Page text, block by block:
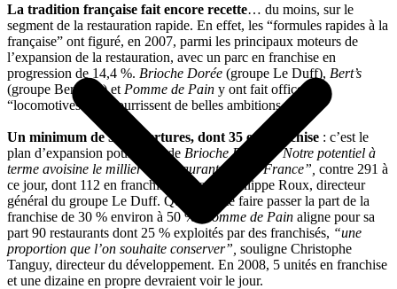
La tradition française fait encore recette… du moins, sur le
segment de la restauration rapide. En effet, les “formules rapides à la
française” ont figuré, en 2007, parmi les principaux moteurs de
l’expansion de la restauration, avec un parc en franchise en
progression de 14,4 %. Brioche Dorée (groupe Le Duff), Bert’s
(groupe Bertrand) et Pomme de Pain y ont fait office de
“locomotives”. Et nourrissent de belles ambitions…
Un minimum de 50 ouvertures, dont 35 en franchise : c’est le
plan d’expansion pour 2008 de Brioche Dorée
“Notre potentiel à
terme avoisine le millier de restaurants sur la France”, contre 291 à
ce jour, dont 112 en franchise, annonce Philippe Roux, directeur
général du groupe Le Duff. Qui souhaite faire passer la part de la
franchise de 30 % environ à 50 %.
Pomme de Pain aligne pour sa
part 90 restaurants dont 25 % exploités par des franchisés, “une
proportion que l’on souhaite conserver”, souligne Christophe
Tanguy, directeur du développement. En 2008, 5 unités en franchise
et une dizaine en propre devraient voir le jour.